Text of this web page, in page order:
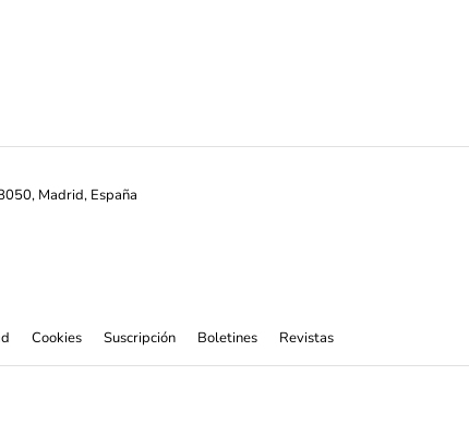
Madrid, España
Cookies Suscripción Boletines Revistas